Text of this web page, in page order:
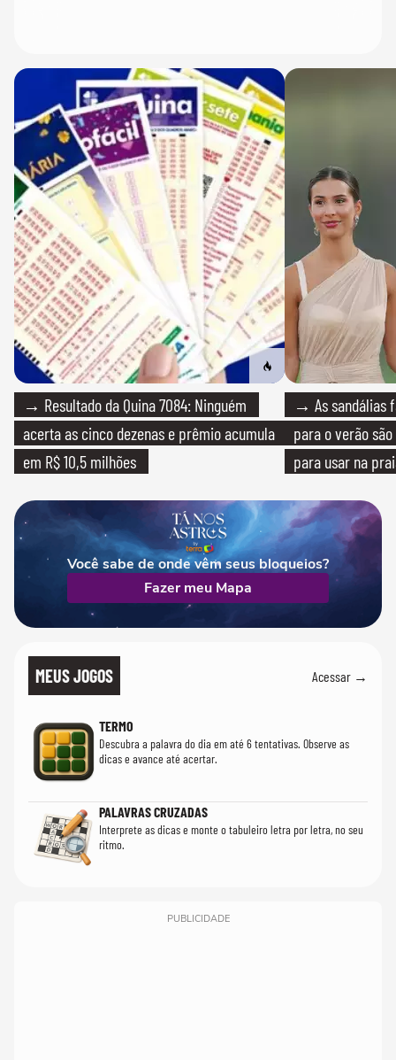
→ Resultado da Quina 7084: Ninguém
acerta as cinco dezenas e prêmio acumula
em R$ 10,5 milhões
→ As sandálias
para o verão
para usar na
Você sabe de onde vêm seus bloqueios?
Fazer meu Mapa
MEUS JOGOS Acessar →
TERMO
Descubra a palavra do dia em até 6 tentativas. Observe as
dicas e avance até acertar.
PALAVRAS CRUZADAS
Interprete as dicas e monte o tabuleiro letra por letra, no seu
ritmo.
PUBLICIDADE